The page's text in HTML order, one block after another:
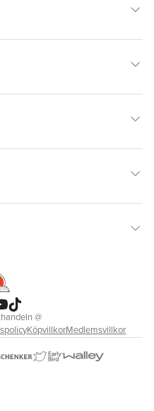
@
KöpvillkorMedlemsvillkor